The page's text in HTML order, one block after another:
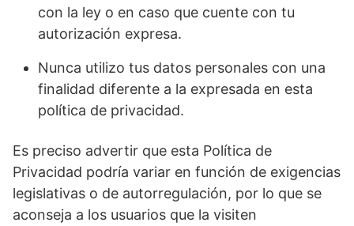
con la ley o en caso que cuente con tu
autorización expresa.
Nunca utilizo tus datos personales con una
finalidad diferente a la expresada en esta
política de privacidad.
Es preciso advertir que esta Política de
Privacidad podría variar en función de exigencias
legislativas o de autorregulación, por lo que se
aconseja a los usuarios que la visiten